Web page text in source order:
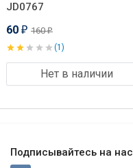
JD0767
60 ₽ 160₽
(1)
Нет в наличии
Подписывайтесь на нас